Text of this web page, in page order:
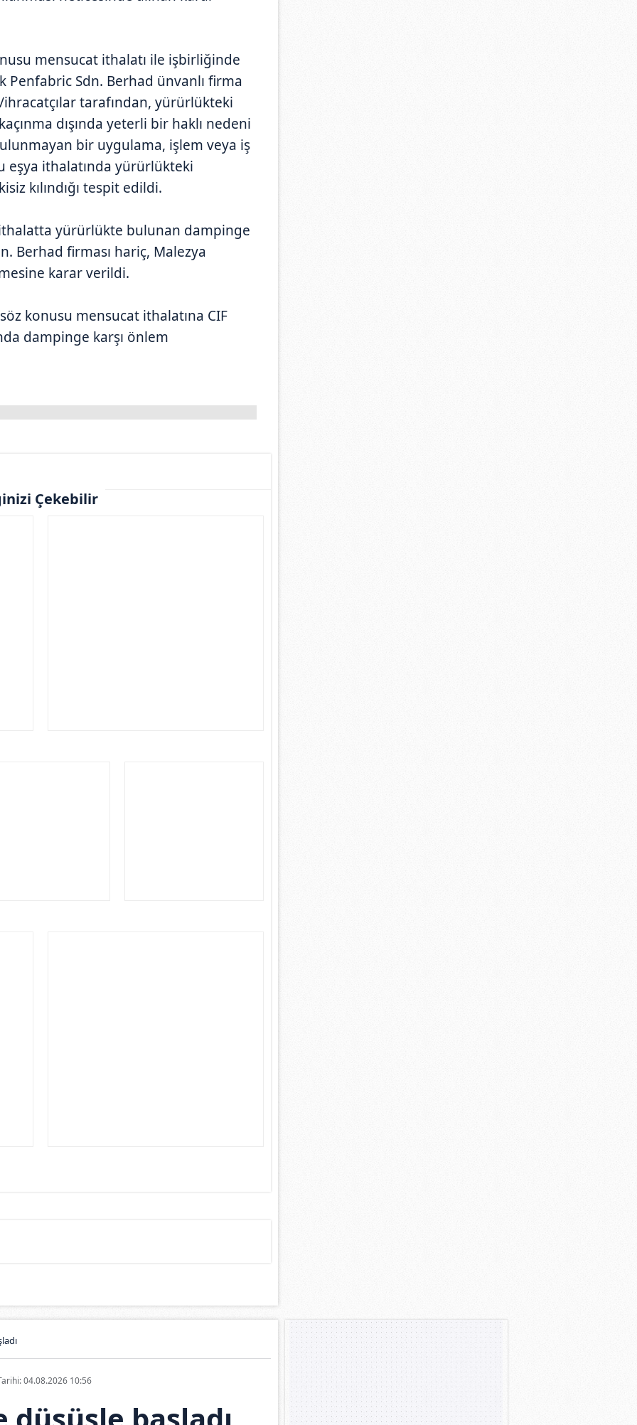
mensucat ithalatı ile işbirliğinde
Penfabric Sdn. Berhad ünvanlı firma
tarafından, yürürlükteki
dışında yeterli bir haklı nedeni
bir uygulama, işlem veya iş
eşya ithalatında yürürlükteki
kılındığı tespit edildi.
yürürlükte bulunan dampinge
Berhad firması hariç, Malezya
karar verildi.
konusu mensucat ithalatına CIF
dampinge karşı önlem
Çekebilir
04.08.2026 10:56